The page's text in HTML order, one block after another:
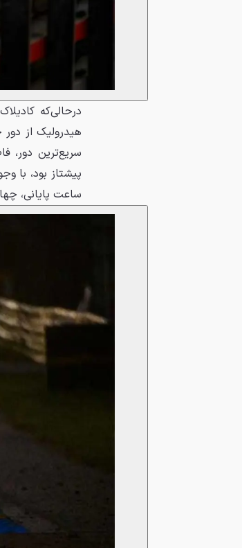
هیدرولیک از
سریع‌ترین دور،
پیشتاز بود، با
ساعت پایانی، چهار خودروی